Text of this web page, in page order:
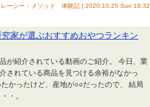
レーシー・メソッド 体験記 | 2020.10.25 Sun 18:32
家が選ぶおすすめおやつランキン
が紹介されている動画のご紹介。 今日、業
されている商品を見つける余裕がなかっ
かったけど、産地が○○だったので、 結局
・。